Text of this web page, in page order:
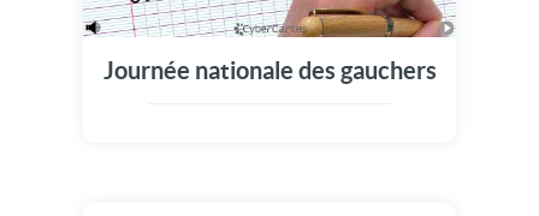
Journée nationale des gauchers